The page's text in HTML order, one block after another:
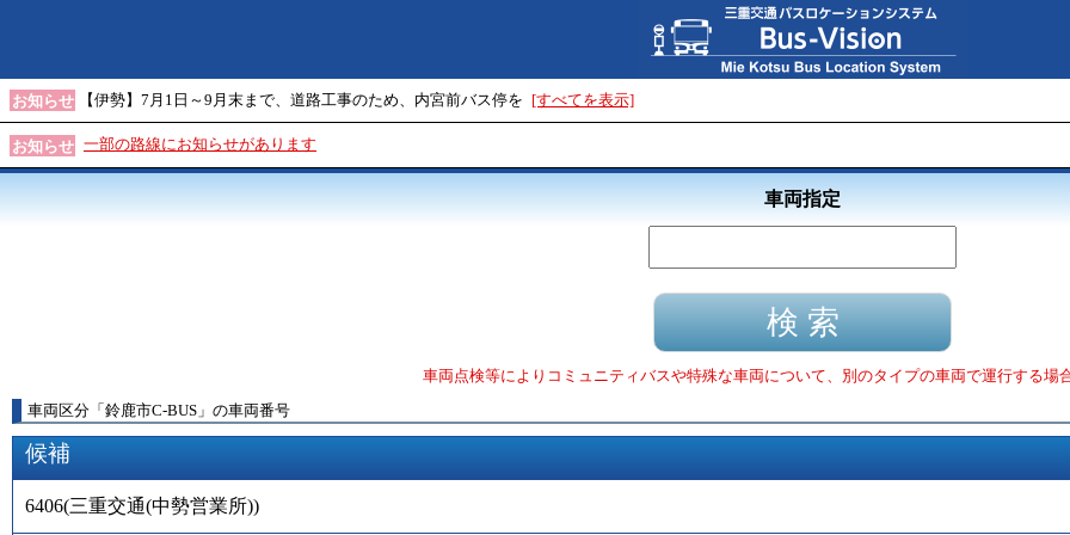
お知らせ 【伊勢】7月1日～9月末まで、道路工事のため、内宮前バス停を [すべてを表示]
お知らせ 一部の路線にお知らせがあります
車両指定
車両点検等によりコミュニティバスや特殊な車両について、別のタイプの車両で運行する場
車両区分 「 鈴鹿市C-BUS 」 の車両番号
候補
6406(三重交通(中勢営業所))